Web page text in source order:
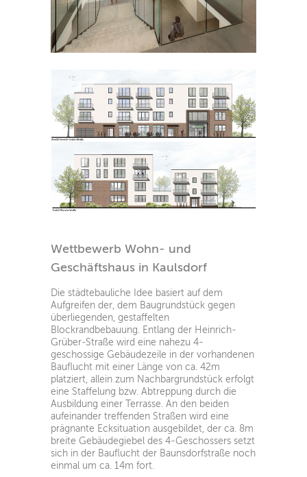
Wettbewerb Wohn- und
Geschäftshaus in Kaulsdorf
Die städtebauliche Idee basiert auf dem
Aufgreifen der, dem Baugrundstück gegen
überliegenden, gestaffelten
Blockrandbebauung. Entlang der Heinrich-
Grüber-Straße wird eine nahezu 4-
geschossige Gebäudezeile in der vorhandenen
Bauflucht mit einer Länge von ca. 42m
platziert, allein zum Nachbargrundstück erfolgt
eine Staffelung bzw. Abtreppung durch die
Ausbildung einer Terrasse. An den beiden
aufeinander treffenden Straßen wird eine
prägnante Ecksituation ausgebildet, der ca. 8m
breite Gebäudegiebel des 4-Geschossers setzt
sich in der Bauflucht der Baunsdorfstraße noch
einmal um ca. 14m fort.